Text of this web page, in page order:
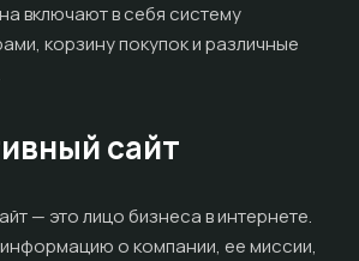
включают в себя систему
корзину покупок и различные
сайт
— это лицо бизнеса в интернете.
о компании, ее миссии,